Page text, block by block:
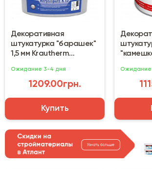
Декоративная
штукатурка "барашек"
1,5 мм Krautherm
Ожидание 3-4 дня
1209.00грн.
Купить
90
Ожидание